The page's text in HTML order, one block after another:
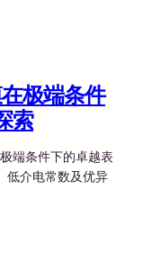
极端条件
索
端条件下的卓越表
低介电常数及优异